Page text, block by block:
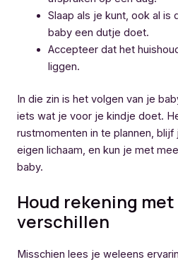
Slaap als je kunt, ook al is
baby een dutje doet.
Accepteer dat het
liggen.
In die zin is het volgen van je
iets wat je voor je kindje doet.
rustmomenten in te plannen,
eigen lichaam, en kun je met
baby.
Houd rekening
verschillen
Misschien lees je weleens